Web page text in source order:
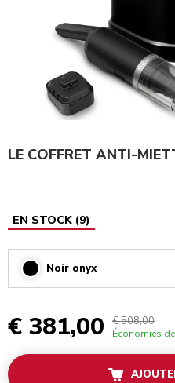
LE COFFRET ANTI-
EN STOCK (9)
Noir onyx
€ 381,00 € 508,00
Économies